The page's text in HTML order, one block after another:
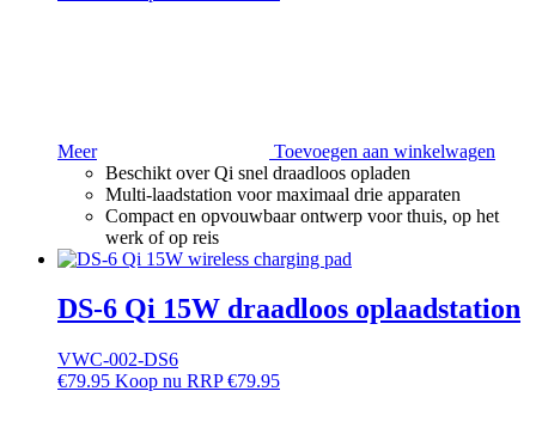
Meer
Toevoegen aan winkelwagen
Beschikt over Qi snel draadloos opladen
Multi-laadstation voor maximaal drie apparaten
Compact en opvouwbaar ontwerp voor thuis, op het
werk of op reis
DS-6 Qi 15W draadloos oplaadstation
VWC-002-DS6
€79.95 RRP€79.95